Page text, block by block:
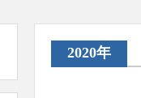
2020年